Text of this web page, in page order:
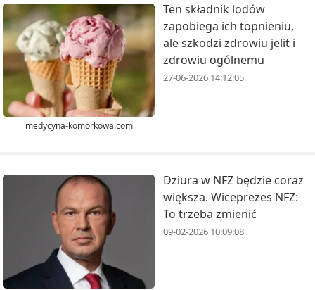
medycyna-komorkowa.com
Ten składnik lodów
zapobiega ich topnieniu,
ale szkodzi zdrowiu jelit i
zdrowiu ogólnemu
27-06-2026 14:12:05
Dziura w NFZ będzie coraz
większa. Wiceprezes NFZ:
To trzeba zmienić
09-02-2026 10:09:08